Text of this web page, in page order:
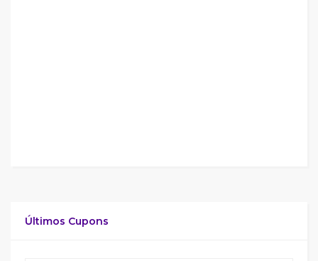
Últimos Cupons